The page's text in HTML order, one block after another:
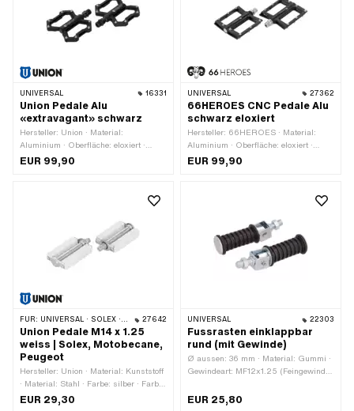
UNIVERSAL 16331
Union Pedale Alu
«extravagant» schwarz
Hersteller: Union · Material:
Aluminium · Oberfläche: eloxiert ·
Gewindeart: FG14.3 (9/16" 20G) ·
Farbe: schwarz · Antrieb:
Innensechskant · Reflektoren: Nein
EUR 99,90
UNIVERSAL 27362
66HEROES CNC Pedale Alu
schwarz eloxiert
Hersteller: 66HEROES · Material:
Aluminium · Oberfläche: eloxiert ·
Farbe: schwarz · Reflektoren: Nein
EUR 99,90
FÜR: UNIVERSAL · SOLEX · MBK / MOTOBÉCANE · PEUGEOT 27642
Union Pedale M14 x 1.25
weiss | Solex, Motobecane,
Peugeot
Hersteller: Union · Material: Kunststoff
· Material: Stahl · Farbe: silber · Farbe:
weiss · Antrieb: Aussenzweikant ·
EUR 29,30
UNIVERSAL 22303
Fussrasten einklappbar
rund (mit Gewinde)
Ø aussen: 36 mm · Material: Gummi ·
Gewindeart: MF12x1.25 (Feingewinde)
Gesamtlänge: 100 mm · Reflektoren:
EUR 25,80